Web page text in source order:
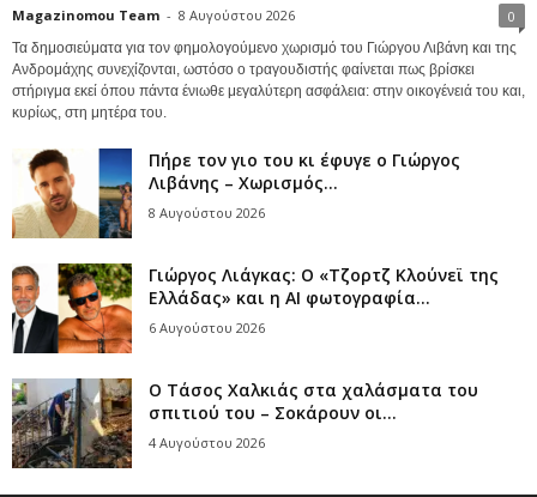
Magazinomou Team - 8 Αυγούστου 2026 0
Τα δημοσιεύματα για τον φημολογούμενο χωρισμό του Γιώργου Λιβάνη και της
Ανδρομάχης συνεχίζονται, ωστόσο ο τραγουδιστής φαίνεται πως βρίσκει
στήριγμα εκεί όπου πάντα ένιωθε μεγαλύτερη ασφάλεια: στην οικογένειά του και,
κυρίως, στη μητέρα του.
Πήρε τον γιο του κι έφυγε ο Γιώργος
Λιβάνης – Χωρισμός...
8 Αυγούστου 2026
Γιώργος Λιάγκας: Ο «Τζορτζ Κλούνεϊ της
Ελλάδας» και η AI φωτογραφία...
6 Αυγούστου 2026
Ο Τάσος Χαλκιάς στα χαλάσματα του
σπιτιού του – Σοκάρουν οι...
4 Αυγούστου 2026